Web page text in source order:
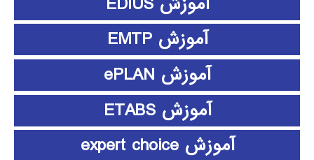
آموزش EMTP
آموزش ePLAN
آموزش ETABS
آموزش expert choice